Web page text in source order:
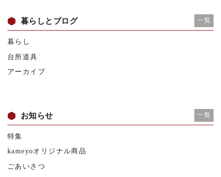
暮らしとブログ 一覧
暮らし
台所道具
アーカイブ
お知らせ 一覧
特集
kameyoオリジナル商品
ごあいさつ